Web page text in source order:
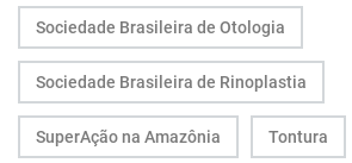
Sociedade Brasileira de Otologia
Sociedade Brasileira de Rinoplastia
SuperAção na Amazônia Tontura